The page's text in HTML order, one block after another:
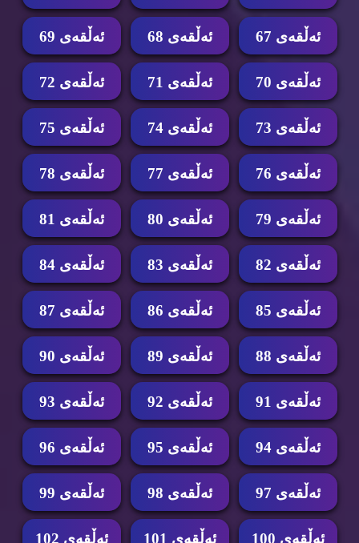
ئه‌ڵقه‌ی 67 ئه‌ڵقه‌ی 68 ئه‌ڵقه‌ی 69
ئه‌ڵقه‌ی 70 ئه‌ڵقه‌ی 71 ئه‌ڵقه‌ی 72
ئه‌ڵقه‌ی 73 ئه‌ڵقه‌ی 74 ئه‌ڵقه‌ی 75
ئه‌ڵقه‌ی 76 ئه‌ڵقه‌ی 77 ئه‌ڵقه‌ی 78
ئه‌ڵقه‌ی 79 ئه‌ڵقه‌ی 80 ئه‌ڵقه‌ی 81
ئه‌ڵقه‌ی 82 ئه‌ڵقه‌ی 83 ئه‌ڵقه‌ی 84
ئه‌ڵقه‌ی 85 ئه‌ڵقه‌ی 86 ئه‌ڵقه‌ی 87
ئه‌ڵقه‌ی 88 ئه‌ڵقه‌ی 89 ئه‌ڵقه‌ی 90
ئه‌ڵقه‌ی 91 ئه‌ڵقه‌ی 92 ئه‌ڵقه‌ی 93
ئه‌ڵقه‌ی 94 ئه‌ڵقه‌ی 95 ئه‌ڵقه‌ی 96
ئه‌ڵقه‌ی 97 ئه‌ڵقه‌ی 98 ئه‌ڵقه‌ی 99
ئه‌ڵقه‌ی 100 ئه‌ڵقه‌ی 101 ئه‌ڵقه‌ی 102